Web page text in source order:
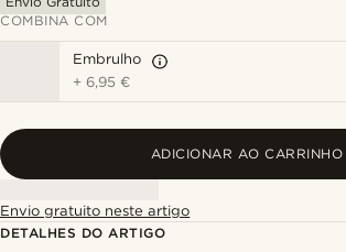
COMBINA COM
Embrulho
+6,95 €
ADICIONAR AO CARRINHO
Envio gratuito neste artigo
DETALHES DO ARTIGO